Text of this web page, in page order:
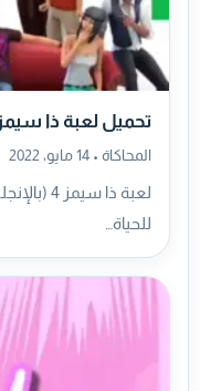
تحميل لعبة ذا سيمز The Sims 4 للكمبيوتر مجانا
المحاكاة • 14 مايو، 2022
للحياة…